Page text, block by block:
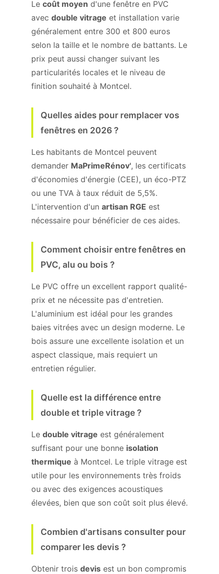
Le coût moyen d'une fenêtre en PVC
avec double vitrage et installation varie
généralement entre 300 et 800 euros
selon la taille et le nombre de battants. Le
prix peut aussi changer suivant les
particularités locales et le niveau de
finition souhaité à Montcel.
Quelles aides pour remplacer vos
fenêtres en 2026 ?
Les habitants de Montcel peuvent
demander MaPrimeRénov', les certificats
d'économies d'énergie (CEE), un éco-PTZ
ou une TVA à taux réduit de 5,5%.
L'intervention d'un artisan RGE est
nécessaire pour bénéficier de ces aides.
Comment choisir entre fenêtres en
PVC, alu ou bois ?
Le PVC offre un excellent rapport qualité-
prix et ne nécessite pas d'entretien.
L'aluminium est idéal pour les grandes
baies vitrées avec un design moderne. Le
bois assure une excellente isolation et un
aspect classique, mais requiert un
entretien régulier.
Quelle est la différence entre
double et triple vitrage ?
Le double vitrage est généralement
suffisant pour une bonne isolation
thermique à Montcel. Le triple vitrage est
utile pour les environnements très froids
ou avec des exigences acoustiques
élevées, bien que son coût soit plus élevé.
Combien d'artisans consulter pour
comparer les devis ?
Obtenir trois devis est un bon compromis